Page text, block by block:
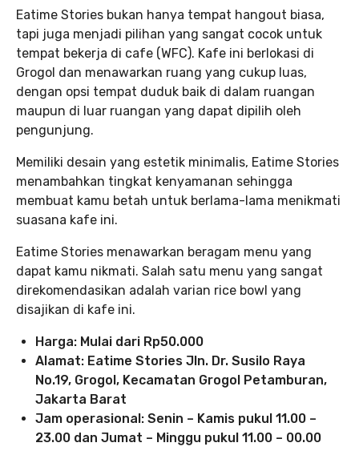
Eatime Stories bukan hanya tempat hangout biasa,
tapi juga menjadi pilihan yang sangat cocok untuk
tempat bekerja di cafe (WFC). Kafe ini berlokasi di
Grogol dan menawarkan ruang yang cukup luas,
dengan opsi tempat duduk baik di dalam ruangan
maupun di luar ruangan yang dapat dipilih oleh
pengunjung.
Memiliki desain yang estetik minimalis, Eatime Stories
menambahkan tingkat kenyamanan sehingga
membuat kamu betah untuk berlama-lama menikmati
suasana kafe ini.
Eatime Stories menawarkan beragam menu yang
dapat kamu nikmati. Salah satu menu yang sangat
direkomendasikan adalah varian rice bowl yang
disajikan di kafe ini.
Harga: Mulai dari Rp50.000
Alamat: Eatime Stories Jln. Dr. Susilo Raya
No.19, Grogol, Kecamatan Grogol Petamburan,
Jakarta Barat
Jam operasional: Senin – Kamis pukul 11.00 –
23.00 dan Jumat – Minggu pukul 11.00 – 00.00